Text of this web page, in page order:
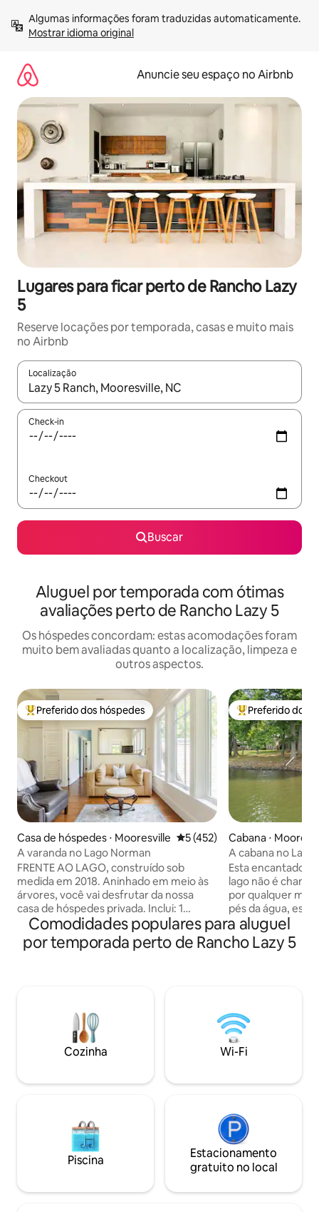
para
Mostrar idioma original
Anuncie seu espaço no Airbnb
Lugares para ficar perto de Rancho Lazy
5
Reserve locações por temporada, casas e muito mais
no Airbnb
Localização
Quando os resultados estiverem disponíveis, explore-os
Check-in
Checkout
Buscar
Aluguel por temporada com ótimas
avaliações perto de Rancho Lazy 5
Os hóspedes concordam: estas acomodações foram
muito bem avaliadas quanto a localização, limpeza e
outros aspectos.
Entre os melhores preferidos dos hóspedes
Preferido dos hóspedes
Casa de hóspedes ⋅ Mooresville 5 de uma avaliação média de
5 (452)
A varanda no Lago Norman
​FRENTE AO LAGO, construído sob
medida em 2018. Aninhado em meio às
árvores, você vai desfrutar da nossa
casa de hóspedes privada. Inclui: 1
quarto com cama queen size, banheiro
completo com chuveiro, quarto grande
e elegante com cozinha totalmente
a partir do cais do proprietário.
Restaurantes e atividades a poucos
minutos de distância. Carregamento de
veículos elétricos disponível no local. A
separada com seu próprio HVAC.
Entre os
Preferido dos
Cabana ⋅
A cabana no
Esta
lago não é
por qualquer
pés da água, esta
uma vista
chalé inclui um
espaço para até
aquáticos que
à beira do lago ou
que procura sua
Grande Peixe.
Comodidades populares para aluguel
por temporada perto de Rancho Lazy 5
Cozinha Wi-Fi
Piscina
Estacionamento
gratuito no local